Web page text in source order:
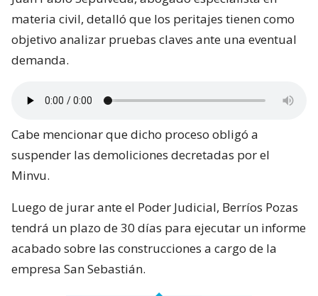
materia civil, detalló que los peritajes tienen como
objetivo analizar pruebas claves ante una eventual
demanda.
Cabe mencionar que dicho proceso obligó a
suspender las demoliciones decretadas por el
Minvu.
Luego de jurar ante el Poder Judicial, Berríos Pozas
tendrá un plazo de 30 días para ejecutar un informe
acabado sobre las construcciones a cargo de la
empresa San Sebastián.